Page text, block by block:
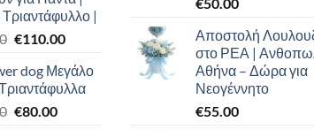
€90.00.
|
Original
was:
€120.00.
€110.00Η
τιμή
είναι:
dog Μεγάλο
Original
€80.00Η
Αποστολή
στο ΡΕΑ |
Αθήνα – Δώρα για
Νεογέννητο
€55.00